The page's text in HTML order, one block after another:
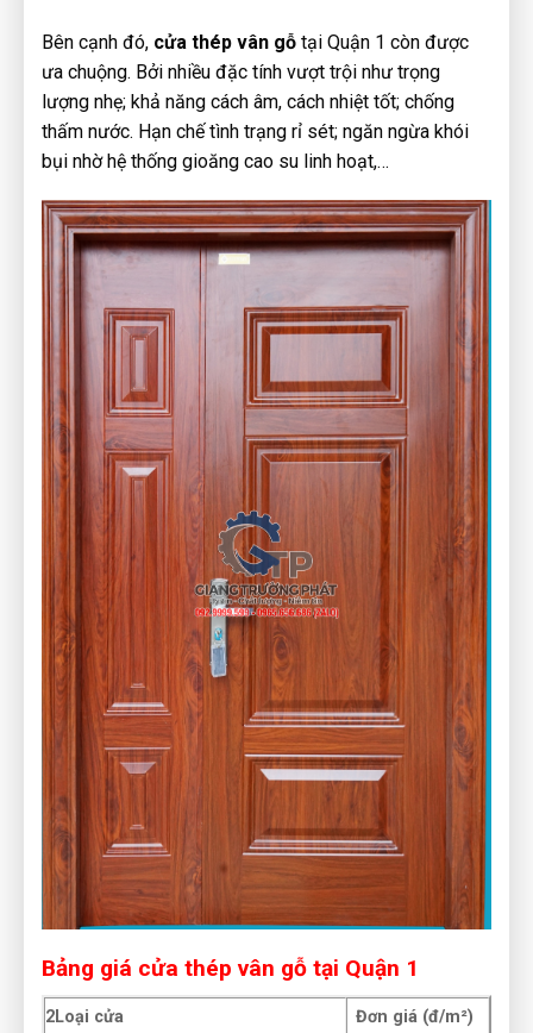
Bên cạnh đó, cửa thép vân gỗ tại Quận 1 còn được
ưa chuộng. Bởi nhiều đặc tính vượt trội như trọng
lượng nhẹ; khả năng cách âm, cách nhiệt tốt; chống
thấm nước. Hạn chế tình trạng rỉ sét; ngăn ngừa khói
bụi nhờ hệ thống gioăng cao su linh hoạt,…
Bảng giá cửa thép vân gỗ tại Quận 1
2Loại cửa
Đơn giá (đ/m²)